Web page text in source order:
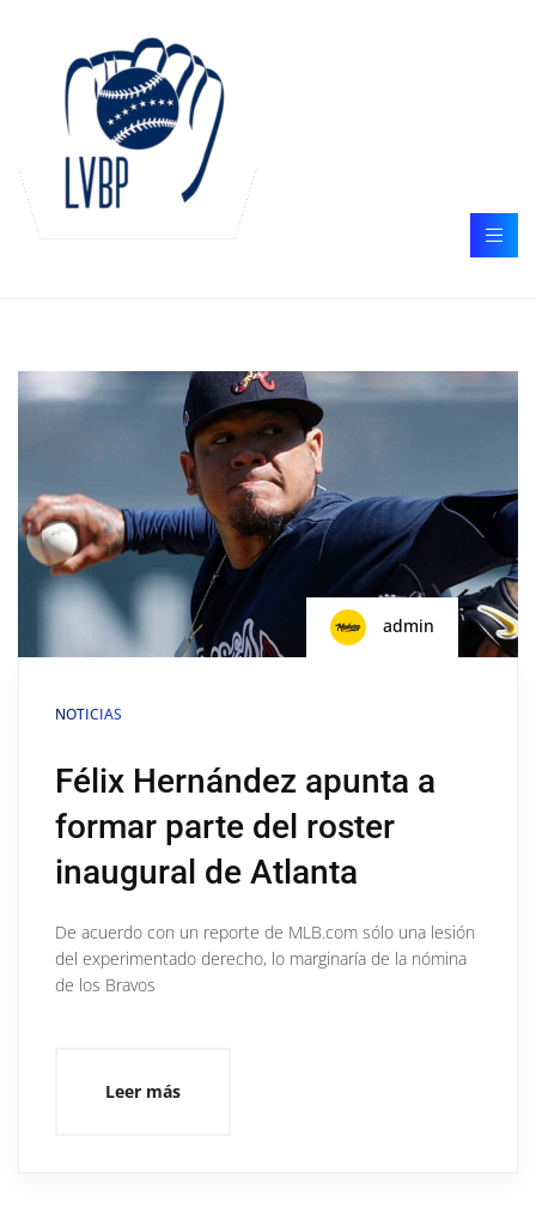
admin
NOTICIAS
Félix Hernández apunta a
formar parte del roster
inaugural de Atlanta
De acuerdo con un reporte de MLB.com sólo una lesión
del experimentado derecho, lo marginaría de la nómina
de los Bravos
Leer más